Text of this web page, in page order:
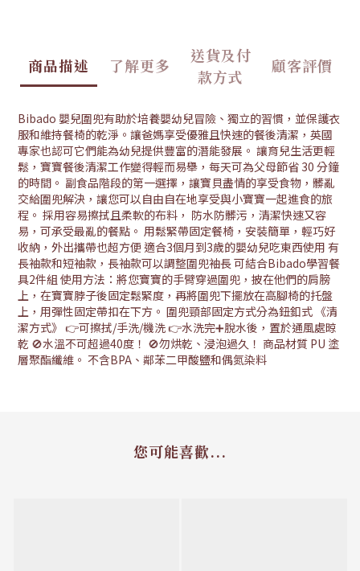
商品描述 了解更多
送貨及付
款方式
顧客評價
Bibado 嬰兒圍兜有助於培養嬰幼兒冒險、獨立的習慣，並保護衣
服和維持餐椅的乾淨。讓爸媽享受優雅且快速的餐後清潔，英國
專家也認可它們能為幼兒提供豐富的潛能發展。 讓育兒生活更輕
鬆，寶寶餐後清潔工作變得輕而易舉，每天可為父母節省 30 分鐘
的時間。 副食品階段的第一選擇，讓寶貝盡情的享受食物，髒亂
交給圍兜解決，讓您可以自由自在地享受與小寶寶一起進食的旅
程。 採用容易擦拭且柔軟的布料， 防水防髒污，清潔快速又容
易，可承受最亂的餐點。 用鬆緊帶固定餐椅，安裝簡單，輕巧好
收納，外出攜帶也超方便 適合3個月到3歲的嬰幼兒吃東西使用 有
長袖款和短袖款，長袖款可以調整圍兜袖長 可結合Bibado學習餐
具2件組 使用方法：將您寶寶的手臂穿過圍兜，披在他們的肩膀
上，在寶寶脖子後固定鬆緊度，再將圍兜下擺放在高腳椅的托盤
上，用彈性固定帶扣在下方。 圍兜頸部固定方式分為鈕釦式 《清
潔方式》 👉可擦拭/手洗/機洗 👉水洗完➕脫水後，置於通風處晾
乾 🚫水溫不可超過40度！ 🚫勿烘乾、浸泡過久！ 商品材質 PU 塗
層聚酯纖維。 不含BPA、鄰苯二甲酸鹽和偶氮染料
您可能喜歡...